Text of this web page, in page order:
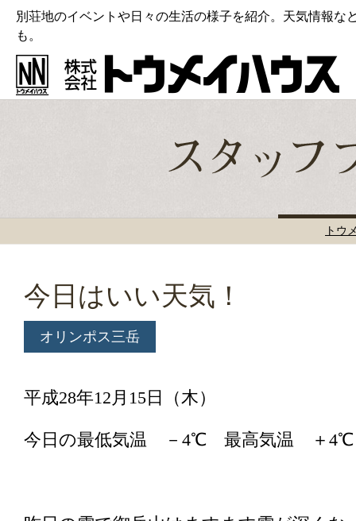
別荘地のイベントや日々の生活の様子を紹介。天気情報な
も。
トウ
今日はいい天気！
オリンポス三岳
平成28年12月15日（木）
今日の最低気温 －4℃ 最高気温 ＋